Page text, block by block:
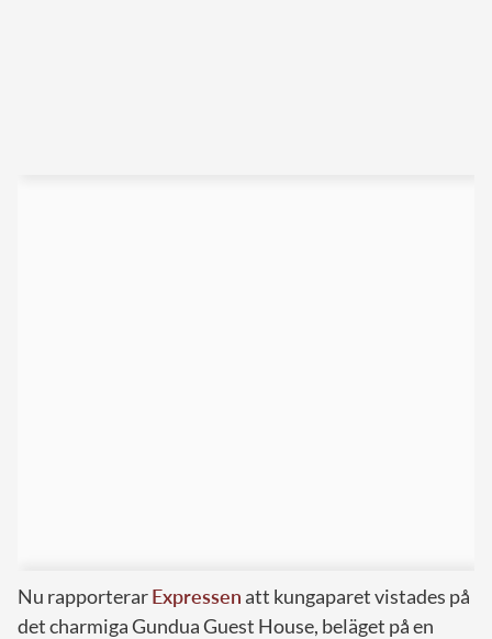
Nu rapporterarExpressen att kungaparet vistades på
det charmiga Gundua Guest House, beläget på en